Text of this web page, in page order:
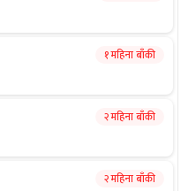
१ महिना बाँकी
२ महिना बाँकी
२ महिना बाँकी